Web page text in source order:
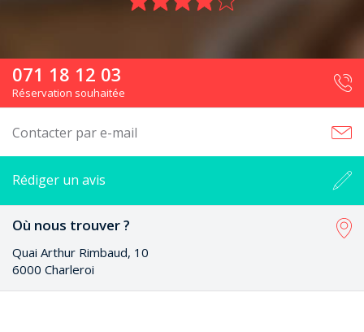
071 18 12 03
Réservation souhaitée
Contacter par e-mail
Rédiger un avis
Où nous trouver ?
Quai Arthur Rimbaud, 10
6000 Charleroi